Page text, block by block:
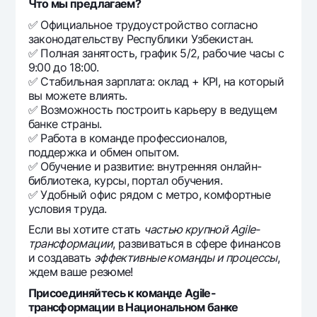
Что мы предлагаем?
✅ Официальное трудоустройство согласно
законодательству Республики Узбекистан.
✅ Полная занятость, график 5/2, рабочие часы с
9:00 до 18:00.
✅ Стабильная зарплата: оклад + KPI, на который
вы можете влиять.
✅ Возможность построить карьеру в ведущем
банке страны.
✅ Работа в команде профессионалов,
поддержка и обмен опытом.
✅ Обучение и развитие: внутренняя онлайн-
библиотека, курсы, портал обучения.
✅ Удобный офис рядом с метро, комфортные
условия труда.
Если вы хотите стать частью крупной Agile-
трансформации, развиваться в сфере финансов
и создавать эффективные команды и процессы,
ждем ваше резюме!
Присоединяйтесь к команде Agile-
трансформации в Национальном банке